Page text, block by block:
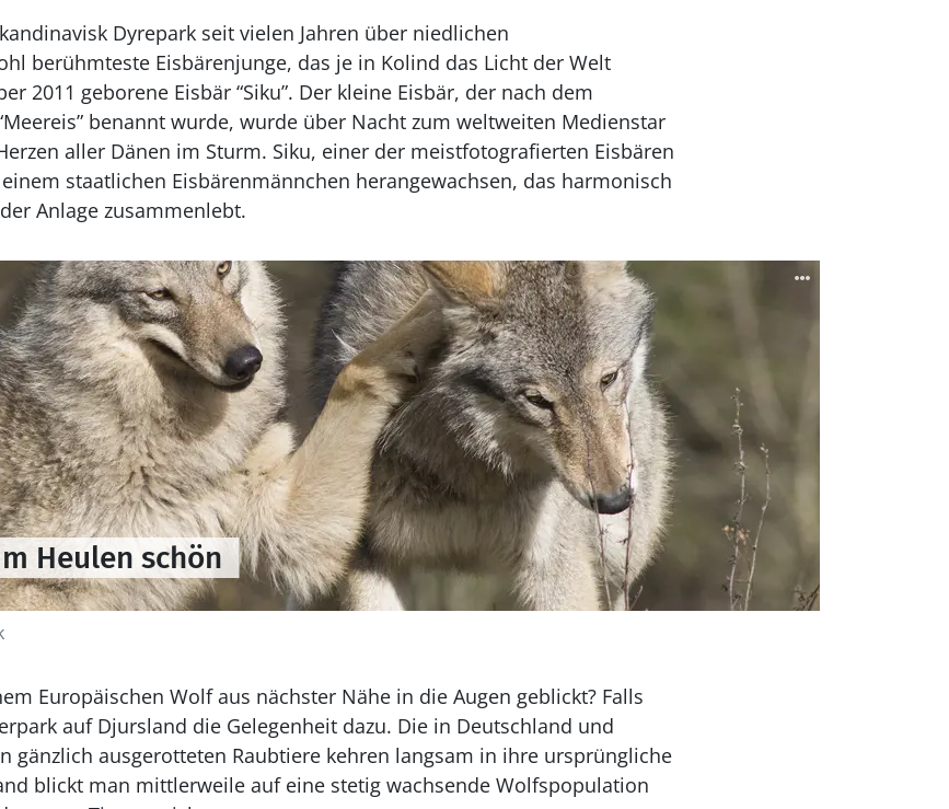
Dyrepark seit vielen Jahren über niedlichen
berühmteste Eisbärenjunge, das je in Kolind das Licht der Welt
2011 geborene Eisbär “Siku”. Der kleine Eisbär, der nach dem
benannt wurde, wurde über Nacht zum weltweiten Medienstar
aller Dänen im Sturm. Siku, einer der meistfotografierten Eisbären
staatlichen Eisbärenmännchen herangewachsen, das harmonisch
Anlage zusammenlebt.
Heulen schön
Europäischen Wolf aus nächster Nähe in die Augen geblickt? Falls
auf Djursland die Gelegenheit dazu. Die in Deutschland und
gänzlich ausgerotteten Raubtiere kehren langsam in ihre ursprüngliche
blickt man mittlerweile auf eine stetig wachsende Wolfspopulation